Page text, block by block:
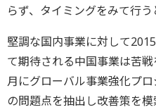
らず、タイミングをみて行う
堅調な国内事業に対して
て期待される中国事業は苦
月にグローバル事業強化プ
の問題点を抽出し改善策を